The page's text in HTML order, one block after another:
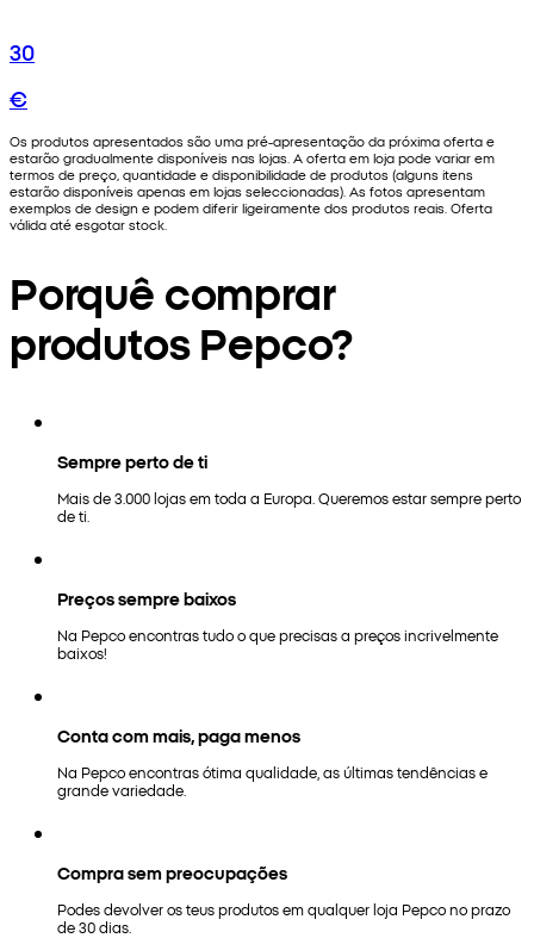
30
€
Os produtos apresentados são uma pré-apresentação da próxima oferta e
estarão gradualmente disponíveis nas lojas. A oferta em loja pode variar em
termos de preço, quantidade e disponibilidade de produtos (alguns itens
estarão disponíveis apenas em lojas seleccionadas). As fotos apresentam
exemplos de design e podem diferir ligeiramente dos produtos reais. Oferta
válida até esgotar stock.
Porquê comprar
produtos Pepco?
Sempre perto de ti
Mais de 3.000 lojas em toda a Europa. Queremos estar sempre perto
de ti.
Preços sempre baixos
Na Pepco encontras tudo o que precisas a preços incrivelmente
baixos!
Conta com mais, paga menos
Na Pepco encontras ótima qualidade, as últimas tendências e
grande variedade.
Compra sem preocupações
Podes devolver os teus produtos em qualquer loja Pepco no prazo
de 30 dias.